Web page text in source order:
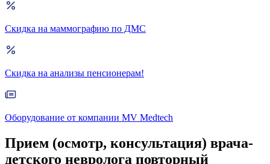
Скидка на маммографию по ДМС
Скидка на анализы пенсионерам!
Оборудование от компании MV Medtech
Прием (осмотр, консультация) врача-
детского невролога повторный